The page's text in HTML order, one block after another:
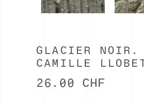
GLACIER NOIR.
CAMILLE LLOBET
26.00 CHF